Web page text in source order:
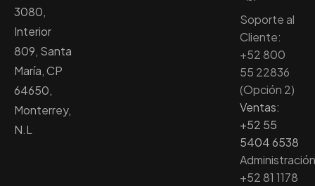
3080,
Interior
809, Santa
María, CP
64650,
Monterrey,
N.L
Soporte al
Cliente:
+52 800
55 22836
(Opción 2)
Ventas:
+52 55
5404 6538
+52 81 1178